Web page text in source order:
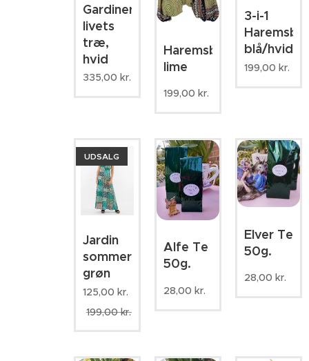
Gardiner,
livets
træ,
hvid
335,00 kr.
Haremsbukser,
lime
199,00 kr.
3-i-1
blå/hvid
199,00 kr.
Jardin
sommerkjole,
grøn
UDSALG
125,00 kr.
199,00kr.
Alfe Te
50g.
28,00 kr.
Elver Te
50g.
28,00 kr.